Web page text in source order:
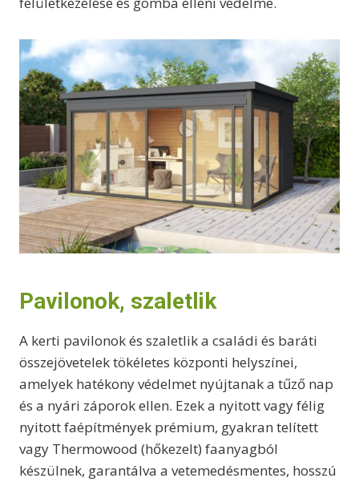
Pavilonok, szaletlik
A kerti pavilonok és szaletlik a családi és baráti
összejövetelek tökéletes központi helyszínei,
amelyek hatékony védelmet nyújtanak a tűző nap
és a nyári záporok ellen. Ezek a nyitott vagy félig
nyitott faépítmények prémium, gyakran telített
vagy Thermowood (hőkezelt) faanyagból
készülnek, garantálva a vetemedésmentes, hosszú